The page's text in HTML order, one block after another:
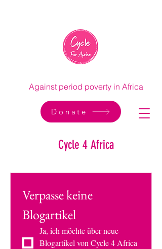
Cycle 4 Africa
Against period poverty in Africa
Donate
Verpasse keine
Blogartikel
Ja, ich möchte über neue
Blogartikel von Cycle 4 Africa